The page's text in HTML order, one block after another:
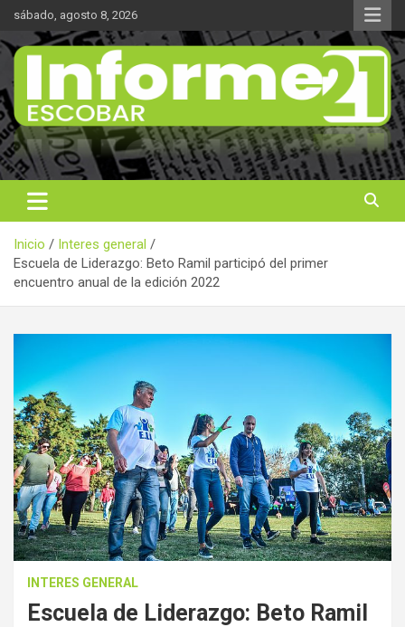
Saltar
contenido
sábado, agosto 8, 2026
Informe 21
Noticas reales
Inicio
Interes general
Escuela de Liderazgo: Beto Ramil participó del primer
encuentro anual de la edición 2022
INTERES GENERAL
Escuela de Liderazgo: Beto Ramil